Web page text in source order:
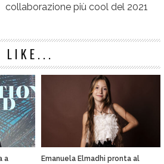
collaborazione più cool del 2021
LIKE...
a
Emanuela Elmadhi pronta al